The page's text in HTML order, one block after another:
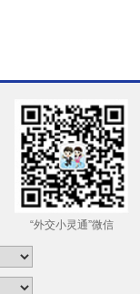
“外交小灵通”微信